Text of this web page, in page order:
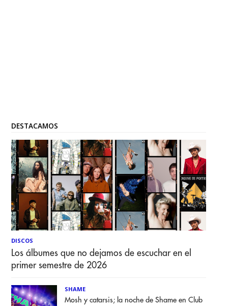
DESTACAMOS
DISCOS
Los álbumes que no dejamos de escuchar en el
primer semestre de 2026
SHAME
Mosh y catarsis; la noche de Shame en Club